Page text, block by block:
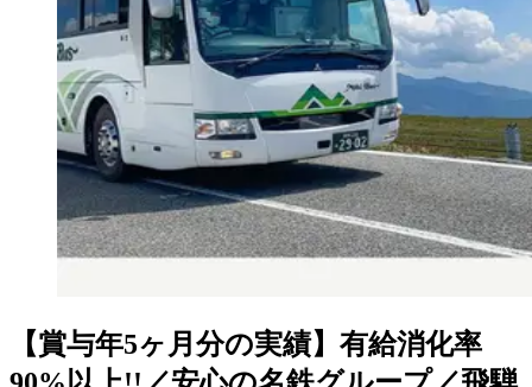
【賞与年5ヶ月分の実績】有給消化率